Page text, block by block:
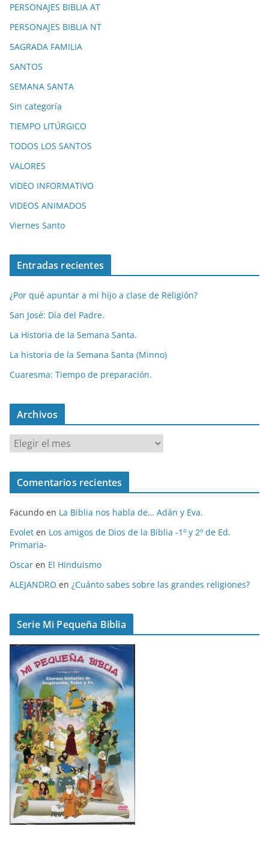
PERSONAJES BIBLIA AT
PERSONAJES BIBLIA NT
SAGRADA FAMILIA
SANTOS
SEMANA SANTA
Sin categoría
TIEMPO LITÚRGICO
TODOS LOS SANTOS
VALORES
VIDEO INFORMATIVO
VIDEOS ANIMADOS
Viernes Santo
Entradas recientes
¿Por qué apuntar a mi hijo a clase de Religión?
San José: Día del Padre.
La Historia de la Semana Santa.
La historia de la Semana Santa (Minno)
Cuaresma: Tiempo de preparación.
Archivos
r
c
v
o
s
Comentarios recientes
Facundo en La Biblia nos habla de… Adán y Eva.
Evolet en Los amigos de Dios de la Biblia -1º y 2º de Ed.
Primaria-
Oscar en El Hinduismo
ALEJANDRO en ¿Cuánto sabes sobre las grandes religiones?
Serie Mi Pequeña Biblia